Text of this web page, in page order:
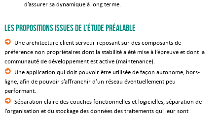
d’assurer sa dynamique à long terme.
Les propositions issues de l’étude préalable
Une architecture client serveur reposant sur des composants de
préférence non propriétaires dont la stabilité a été mise à l’épreuve et dont la
communauté de développement est active (maintenance).
Une application qui doit pouvoir être utilisée de façon autonome, hors-
ligne, afin de pouvoir s’affranchir d’un réseau éventuellement peu
performant.
Séparation claire des couches fonctionnelles et logicielles, séparation de
l’organisation et du stockage des données des traitements qui leur sont